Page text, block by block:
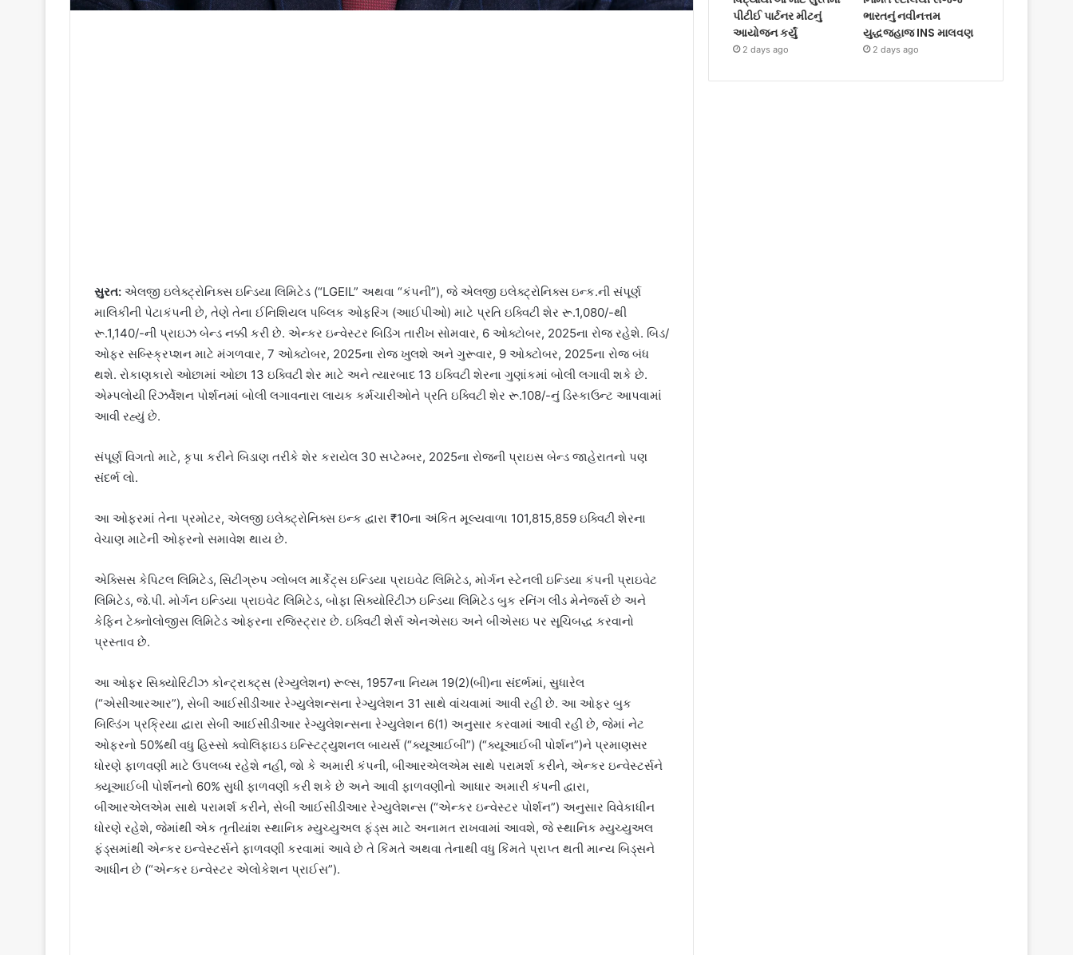
સુરત: એલજી ઇલેક્ટ્રોનિક્સ ઇન્ડિયા લિમિટેડ (“LGEIL” અથવા “કંપની”), જે એલજી ઇલેક્ટ્રોનિક્સ ઇન્ક.ની સંપૂર્ણ
માલિકીની પેટાકંપની છે, તેણે તેના ઈનિશિયલ પબ્લિક ઓફરિંગ (આઈપીઓ) માટે પ્રતિ ઇક્વિટી શેર રૂ.1,080/-થી
રૂ.1,140/-ની પ્રાઇઝ બેન્ડ નક્કી કરી છે. એન્કર ઇન્વેસ્ટર બિડિંગ તારીખ સોમવાર, 6 ઓક્ટોબર, 2025ના રોજ રહેશે. બિડ/
ઓફર સબ્સ્ક્રિપ્શન માટે મંગળવાર, 7 ઓક્ટોબર, 2025ના રોજ ખુલશે અને ગુરૂવાર, 9 ઓક્ટોબર, 2025ના રોજ બંધ
થશે. રોકાણકારો ઓછામાં ઓછા 13 ઇક્વિટી શેર માટે અને ત્યારબાદ 13 ઇક્વિટી શેરના ગુણાંકમાં બોલી લગાવી શકે છે.
એમ્પલોયી રિઝર્વેશન પોર્શનમાં બોલી લગાવનારા લાયક કર્મચારીઓને પ્રતિ ઇક્વિટી શેર રૂ.108/-નું ડિસ્કાઉન્ટ આપવામાં
આવી રહ્યું છે.
સંપૂર્ણ વિગતો માટે, કૃપા કરીને બિડાણ તરીકે શેર કરાયેલ 30 સપ્ટેમ્બર, 2025ના રોજની પ્રાઇસ બેન્ડ જાહેરાતનો પણ
સંદર્ભ લો.
આ ઓફરમાં તેના પ્રમોટર, એલજી ઇલેક્ટ્રોનિક્સ ઇન્ક દ્વારા ₹10ના અંકિત મૂલ્યવાળા 101,815,859 ઇક્વિટી શેરના
વેચાણ માટેની ઓફરનો સમાવેશ થાય છે.
એક્સિસ કેપિટલ લિમિટેડ, સિટીગ્રુપ ગ્લોબલ માર્કેટ્સ ઇન્ડિયા પ્રાઇવેટ લિમિટેડ, મોર્ગન સ્ટેનલી ઇન્ડિયા કંપની પ્રાઇવેટ
લિમિટેડ, જે.પી. મોર્ગન ઇન્ડિયા પ્રાઇવેટ લિમિટેડ, બોફા સિક્યોરિટીઝ ઇન્ડિયા લિમિટેડ બુક રનિંગ લીડ મેનેજર્સ છે અને
કેફિન ટેક્નોલોજીસ લિમિટેડ ઓફરના રજિસ્ટ્રાર છે. ઇક્વિટી શેર્સ એનએસઇ અને બીએસઇ પર સૂચિબદ્ધ કરવાનો
પ્રસ્તાવ છે.
આ ઓફર સિક્યોરિટીઝ કોન્ટ્રાક્ટ્સ (રેગ્યુલેશન) રૂલ્સ, 1957ના નિયમ 19(2)(બી)ના સંદર્ભમાં, સુધારેલ
(“એસીઆરઆર”), સેબી આઈસીડીઆર રેગ્યુલેશન્સના રેગ્યુલેશન 31 સાથે વાંચવામાં આવી રહી છે. આ ઓફર બુક
બિલ્ડિંગ પ્રક્રિયા દ્વારા સેબી આઈસીડીઆર રેગ્યુલેશન્સના રેગ્યુલેશન 6(1) અનુસાર કરવામાં આવી રહી છે, જેમાં નેટ
ઓફરનો 50%થી વધુ હિસ્સો ક્વોલિફાઇડ ઇન્સ્ટિટ્યુશનલ બાયર્સ (“ક્યૂઆઈબી”) (“ક્યૂઆઈબી પોર્શન”)ને પ્રમાણસર
ધોરણે ફાળવણી માટે ઉપલબ્ધ રહેશે નહીં, જો કે અમારી કંપની, બીઆરએલએમ સાથે પરામર્શ કરીને, એન્કર ઇન્વેસ્ટર્સને
ક્યૂઆઈબી પોર્શનનો 60% સુધી ફાળવણી કરી શકે છે અને આવી ફાળવણીનો આધાર અમારી કંપની દ્વારા,
બીઆરએલએમ સાથે પરામર્શ કરીને, સેબી આઈસીડીઆર રેગ્યુલેશન્સ (“એન્કર ઇન્વેસ્ટર પોર્શન”) અનુસાર વિવેકાધીન
ધોરણે રહેશે, જેમાંથી એક તૃતીયાંશ સ્થાનિક મ્યુચ્યુઅલ ફંડ્સ માટે અનામત રાખવામાં આવશે, જે સ્થાનિક મ્યુચ્યુઅલ
ફંડ્સમાંથી એન્કર ઇન્વેસ્ટર્સને ફાળવણી કરવામાં આવે છે તે કિંમતે અથવા તેનાથી વધુ કિંમતે પ્રાપ્ત થતી માન્ય બિડ્સને
આધીન છે (“એન્કર ઇન્વેસ્ટર એલોકેશન પ્રાઈસ”).
પીટીઈ પાર્ટનર મીટનું
આયોજન કર્યું
2 days ago
ભારતનું નવીનત્તમ
યુદ્ધજહાજ INS માલવણ
2 days ago